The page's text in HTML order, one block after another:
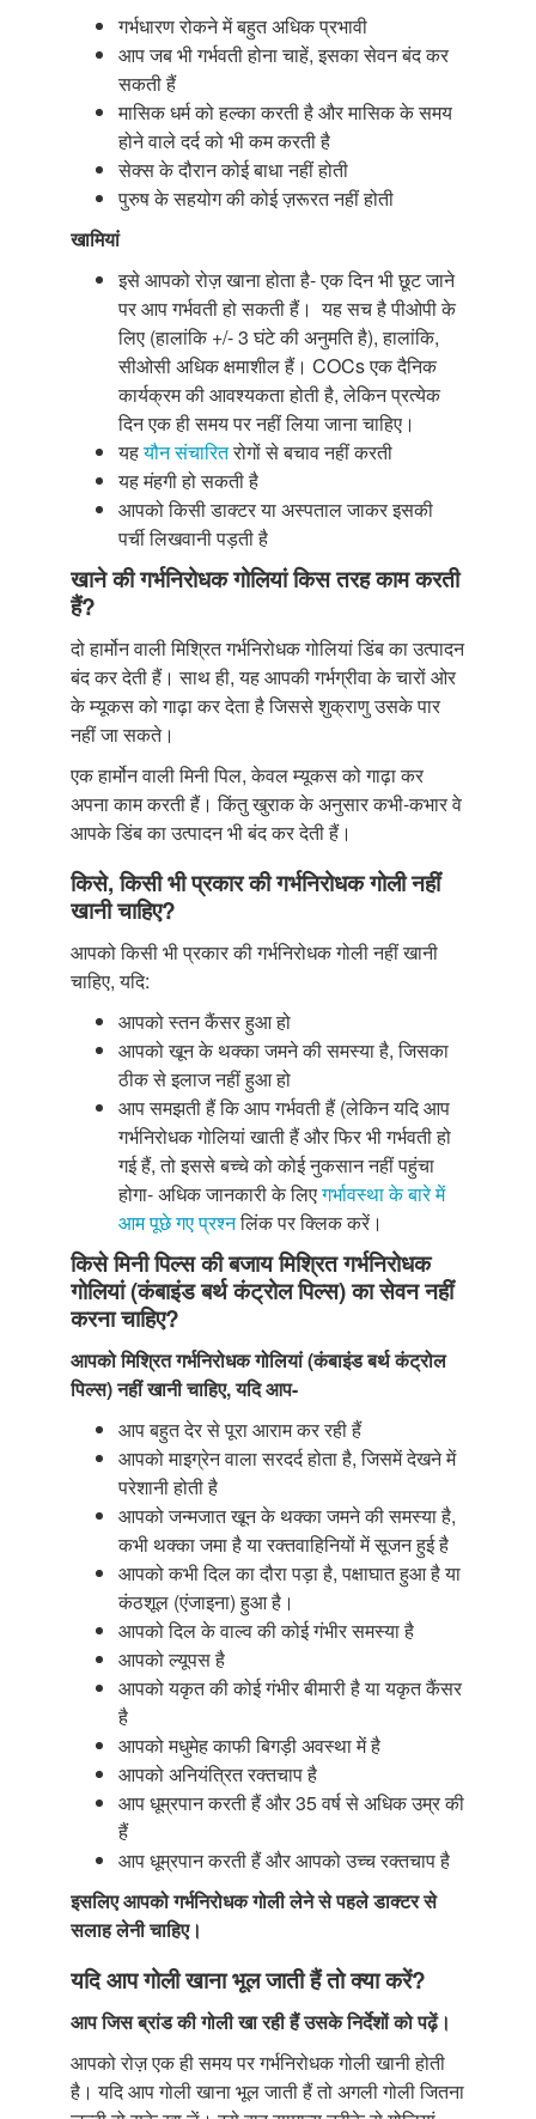
गर्भधारण रोकने में बहुत अधिक प्रभावी
आप जब भी गर्भवती होना चाहें, इसका सेवन बंद कर
सकती हैं
मासिक धर्म को हल्का करती है और मासिक के समय
होने वाले दर्द को भी कम करती है
सेक्स के दौरान कोई बाधा नहीं होती
पुरुष के सहयोग की कोई ज़रूरत नहीं होती
खामियां
इसे आपको रोज़ खाना होता है- एक दिन भी छूट जाने
पर आप गर्भवती हो सकती हैं। यह सच है पीओपी के
लिए (हालांकि +/- 3 घंटे की अनुमति है), हालांकि,
सीओसी अधिक क्षमाशील हैं। COCs एक दैनिक
कार्यक्रम की आवश्यकता होती है, लेकिन प्रत्येक
दिन एक ही समय पर नहीं लिया जाना चाहिए।
यहयौन संचारितरोगों से बचाव नहीं करती
यह मंहगी हो सकती है
आपको किसी डाक्टर या अस्पताल जाकर इसकी
पर्ची लिखवानी पड़ती है
खाने की गर्भनिरोधक गोलियां किस तरह काम करती
हैं?
दो हार्मोन वाली मिश्रित गर्भनिरोधक गोलियां डिंब का उत्पादन
बंद कर देती हैं। साथ ही, यह आपकी गर्भग्रीवा के चारों ओर
के म्यूकस को गाढ़ा कर देता है जिससे शुक्राणु उसके पार
नहीं जा सकते।
एक हार्मोन वाली मिनी पिल, केवल म्यूकस को गाढ़ा कर
अपना काम करती हैं। किंतु खुराक के अनुसार कभी-कभार वे
आपके डिंब का उत्पादन भी बंद कर देती हैं।
किसे, किसी भी प्रकार की गर्भनिरोधक गोली नहीं
खानी चाहिए?
आपको किसी भी प्रकार की गर्भनिरोधक गोली नहीं खानी
चाहिए, यदि:
आपको स्तन कैंसर हुआ हो
आपको खून के थक्का जमने की समस्या है, जिसका
ठीक से इलाज नहीं हुआ हो
आप समझती हैं कि आप गर्भवती हैं (लेकिन यदि आप
गर्भनिरोधक गोलियां खाती हैं और फिर भी गर्भवती हो
गई हैं, तो इससे बच्चे को कोई नुकसान नहीं पहुंचा
होगा- अधिक जानकारी के लिएगर्भावस्था के बारे में
आम पूछे गए प्रश्नलिंक पर क्लिक करें।
किसे मिनी पिल्स की बजाय मिश्रित गर्भनिरोधक
गोलियां (कंबाइंड बर्थ कंट्रोल पिल्स) का सेवन नहीं
करना चाहिए?
आपको मिश्रित गर्भनिरोधक गोलियां (कंबाइंड बर्थ कंट्रोल
पिल्स) नहीं खानी चाहिए, यदि आप-
आप बहुत देर से पूरा आराम कर रही हैं
आपको माइग्रेन वाला सरदर्द होता है, जिसमें देखने में
परेशानी होती है
आपको जन्मजात खून के थक्का जमने की समस्या है,
कभी थक्का जमा है या रक्तवाहिनियों में सूजन हुई है
आपको कभी दिल का दौरा पड़ा है, पक्षाघात हुआ है या
कंठशूल (एंजाइना) हुआ है।
आपको दिल के वाल्व की कोई गंभीर समस्या है
आपको ल्यूपस है
आपको यकृत की कोई गंभीर बीमारी है या यकृत कैंसर
है
आपको मधुमेह काफी बिगड़ी अवस्था में है
आपको अनियंत्रित रक्तचाप है
आप धूम्रपान करती हैं और 35 वर्ष से अधिक उम्र की
हैं
आप धूम्रपान करती हैं और आपको उच्च रक्तचाप है
इसलिए आपको गर्भनिरोधक गोली लेने से पहले डाक्टर से
सलाह लेनी चाहिए।
यदि आप गोली खाना भूल जाती हैं तो क्या करें?
आप जिस ब्रांड की गोली खा रही हैं उसके निर्देशोंको पढ़ें।
आपको रोज़ एक ही समय पर गर्भनिरोधक गोली खानी होती
है। यदि आप गोली खाना भूल जाती हैं तो अगली गोली जितना